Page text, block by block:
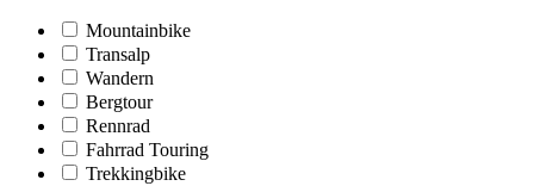
Mountainbike
Transalp
Wandern
Bergtour
Rennrad
Fahrrad Touring
Trekkingbike